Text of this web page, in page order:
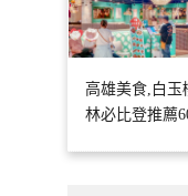
高雄美食,白玉
林必比登推薦